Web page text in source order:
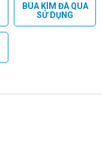
BÚA KÌM ĐÃ QUA
SỬ DỤNG